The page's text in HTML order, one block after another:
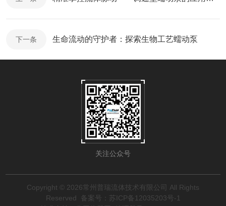
下一条 生命流动的守护者：探索生物工艺蠕动泵
关注公众号
Copyright © 2026常州普瑞流体技术有限公司 All Rights
Reserved
备案号：苏ICP备12035203号-1